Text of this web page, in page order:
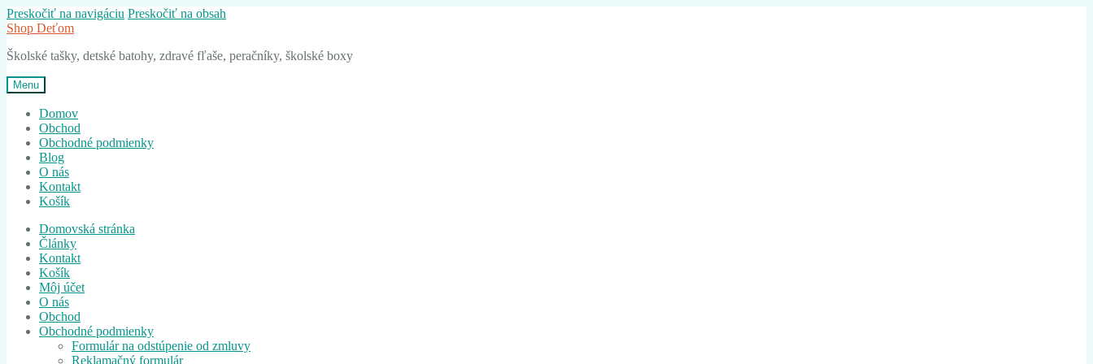
Preskočiť na navigáciu Preskočiť na obsah
Shop Deťom
Školské tašky, detské batohy, zdravé fľaše, peračníky, školské boxy
Menu
Domov
Obchod
Obchodné podmienky
Blog
O nás
Kontakt
Košík
Domovská stránka
Články
Kontakt
Košík
Môj účet
O nás
Obchod
Obchodné podmienky
Formulár na odstúpenie od zmluvy
Reklamačný formulár